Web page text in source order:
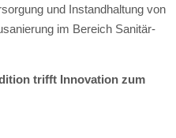
und Instandhaltung von
im Bereich Sanitär-
trifft Innovation zum